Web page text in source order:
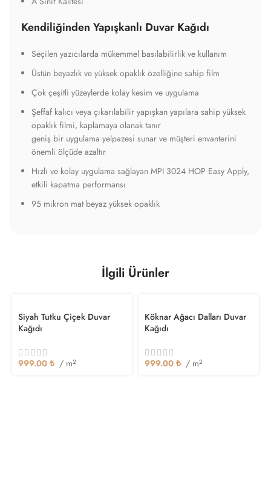
Kendiliğinden Yapışkanlı Duvar Kağıdı
Seçilen yazıcılarda mükemmel basılabilirlik ve kullanım
Üstün beyazlık ve yüksek opaklık özelliğine sahip film
Çok çeşitli yüzeylerde kolay kesim ve uygulama
Şeffaf kalıcı veya çıkarılabilir yapışkan yapılara sahip yüksek
opaklık filmi, kaplamaya olanak tanır
geniş bir uygulama yelpazesi sunar ve müşteri envanterini
önemli ölçüde azaltır
Hızlı ve kolay uygulama sağlayan MPI 3024 HOP Easy Apply,
etkili kapatma performansı
95 mikron mat beyaz yüksek opaklık
İlgili Ürünler
Siyah Tutku Çiçek Duvar
Kağıdı
999.00 ₺ / m2
Köknar Ağacı Dalları Duvar
Kağıdı
999.00 ₺ / m2